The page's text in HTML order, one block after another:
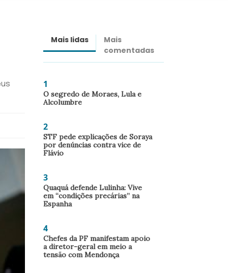
Mais lidas
Mais
comentadas
1
O segredo de Moraes, Lula e
Alcolumbre
2
STF pede explicações de Soraya
por denúncias contra vice de
Flávio
3
Quaquá defende Lulinha: Vive
em “condições precárias” na
Espanha
4
Chefes da PF manifestam apoio
a diretor-geral em meio a
tensão com Mendonça